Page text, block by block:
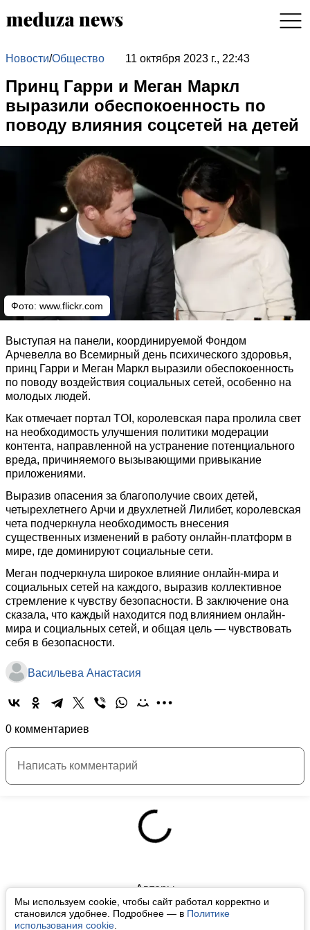
Мы используем cookie, чтобы сайт работал корректно и
становился удобнее. Подробнее — в Политике
использования cookie
Новости/Общество 11 октября 2023 г., 22:43
Принц Гарри и Меган Маркл
выразили обеспокоенность по
поводу влияния соцсетей на детей
Фото: www.flickr.com
Выступая на панели, координируемой Фондом
Арчевелла во Всемирный день психического здоровья,
принц Гарри и Меган Маркл выразили обеспокоенность
по поводу воздействия социальных сетей, особенно на
молодых людей.
Как отмечает портал TOI, королевская пара пролила свет
на необходимость улучшения политики модерации
контента, направленной на устранение потенциального
вреда, причиняемого вызывающими привыкание
приложениями.
Выразив опасения за благополучие своих детей,
четырехлетнего Арчи и двухлетней Лилибет, королевская
чета подчеркнула необходимость внесения
существенных изменений в работу онлайн-платформ в
мире, где доминируют социальные сети.
Меган подчеркнула широкое влияние онлайн-мира и
социальных сетей на каждого, выразив коллективное
стремление к чувству безопасности. В заключение она
сказала, что каждый находится под влиянием онлайн-
мира и социальных сетей, и общая цель — чувствовать
себя в безопасности.
Васильева Анастасия
0 комментариев
Авторы
О нас